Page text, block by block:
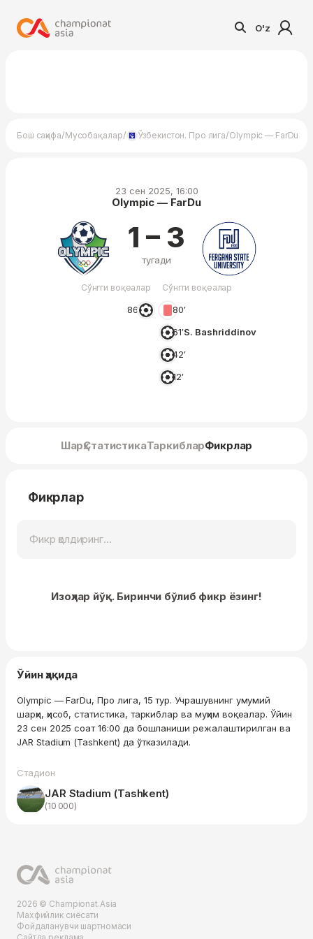
O'z
Бош саҳифа/Мусобақалар/ Ўзбекистон. Про лига/Olympic — FarDu
23 сен 2025, 16:00
Olympic — FarDu
Сўнгги воқеалар
86′
1 – 3
тугади
Сўнгги воқеалар
80′
61′S. Bashriddinov
42′
12′
ШарҳСтатистикаТаркибларФикрлар
Фикрлар
Изоҳлар йўқ. Биринчи бўлиб фикр ёзинг!
Ўйин ҳақида
Olympic — FarDu, Про лига, 15 тур. Учрашувнинг умумий
шарҳи, ҳисоб, статистика, таркиблар ва муҳим воқеалар. Ўйин
23 сен 2025 соат 16:00 да бошланиши режалаштирилган ва
JAR Stadium (Tashkent) да ўтказилади.
Стадион
JAR Stadium (Tashkent)
(10 000)
2026 © Championat.Asia
Махфийлик сиёсати
Фойдаланувчи шартномаси